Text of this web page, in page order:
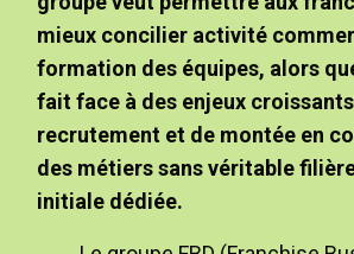
mieux concilier activité
formation des équipes, alors
fait face à des enjeux
recrutement et de montée en
des métiers sans véritable
initiale dédiée.